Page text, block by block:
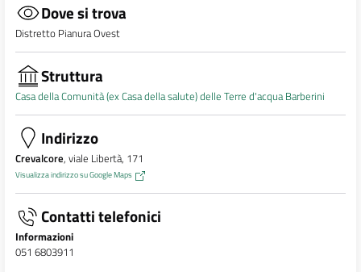
Dove si trova
Distretto Pianura Ovest
Struttura
Casa della Comunità (ex Casa della salute) delle Terre d'acqua Barberini
Indirizzo
Crevalcore, viale Libertà, 171
Visualizza indirizzo su Google Maps
Contatti telefonici
Informazioni
051 6803911